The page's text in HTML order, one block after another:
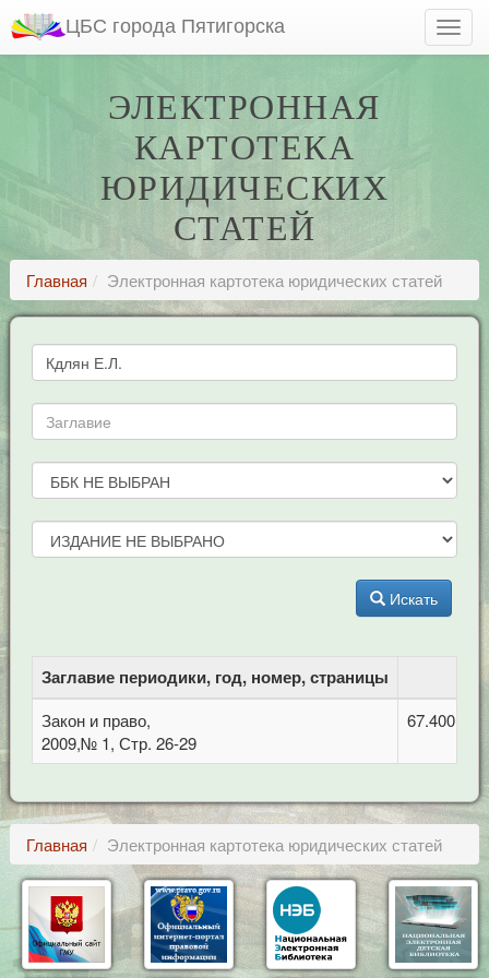
ЦБС города Пятигорска
ЭЛЕКТРОННАЯ
КАРТОТЕКА
ЮРИДИЧЕСКИХ
СТАТЕЙ
Главная Электронная картотека юридических статей
Искать
Заглавие периодики, год, номер, страницы
Закон и право,
2009,№ 1, Стр. 26-29
67.400.7
Главная Электронная картотека юридических статей